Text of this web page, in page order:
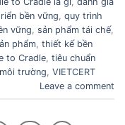
bền vững
quy trình
vững sản phẩm tái chế
phẩm thiết kế bền
to Cradle tiêu chuẩn
trường
VIETCERT
Leave a comment